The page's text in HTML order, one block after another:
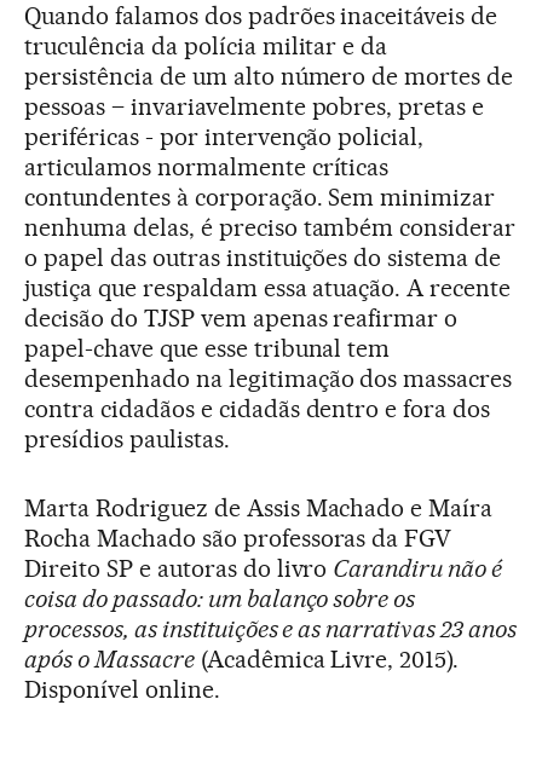
Quando falamos dos padrões inaceitáveis de
truculência da polícia militar e da
persistência de um alto número de mortes de
pessoas – invariavelmente pobres, pretas e
periféricas - por intervenção policial,
articulamos normalmente críticas
contundentes à corporação. Sem minimizar
nenhuma delas, é preciso também considerar
o papel das outras instituições do sistema de
justiça que respaldam essa atuação. A recente
decisão do TJSP vem apenas reafirmar o
papel-chave que esse tribunal tem
desempenhado na legitimação dos massacres
contra cidadãos e cidadãs dentro e fora dos
presídios paulistas.
Marta Rodriguez de Assis Machado e Maíra
Rocha Machado são professoras da FGV
Direito SP e autoras do livro Carandiru não é
coisa do passado: um balanço sobre os
processos, as instituições e as narrativas 23 anos
após o Massacre(Acadêmica Livre, 2015).
Disponível online.